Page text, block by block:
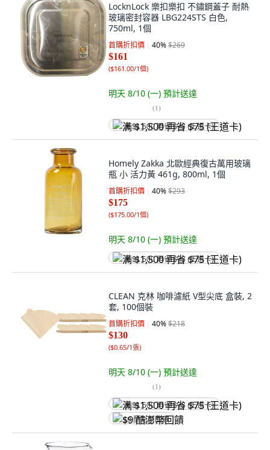
LocknLock 樂扣樂扣 不鏽鋼蓋子 耐熱
玻璃密封容器 LBG224STS 白色,
750ml, 1個
首購折扣價 40%$269
$161
($161.00/1個)
明天 8/10 (一) 預計送達
(1)
满 $1,500 再省 $75 (王道卡)
Homely Zakka 北歐經典復古萬用玻璃
瓶 小 活力黃 461g, 800ml, 1個
首購折扣價 40%$293
$175
($175.00/1個)
明天 8/10 (一) 預計送達
满 $1,500 再省 $75 (王道卡)
CLEAN 克林 咖啡濾紙 V型尖底 盒裝, 2
套, 100個裝
首購折扣價 40%$218
$130
($0.65/1張)
明天 8/10 (一) 預計送達
(1)
满 $1,500 再省 $75 (王道卡)
$9 酷澎幣回饋